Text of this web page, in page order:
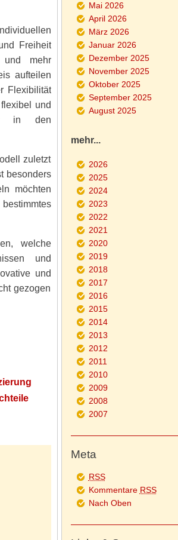
Freiheit
mehr
aufteilen
Flexibilität
und
in den
zuletzt
besonders
möchten
welche
und
und
gezogen
Mai 2026
April 2026
März 2026
Januar 2026
Dezember 2025
November 2025
Oktober 2025
September 2025
August 2025
mehr...
2026
2025
2024
2023
2022
2021
2020
2019
2018
2017
2016
2015
2014
2013
2012
2011
2010
2009
2008
2007
Meta
RSS
Kommentare RSS
Nach Oben